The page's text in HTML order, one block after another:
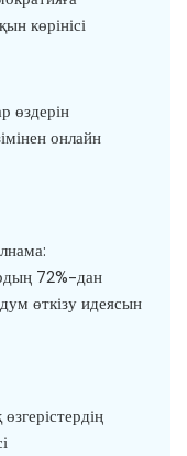
көрінісі
өздерін
онлайн
72%-дан
өткізу идеясын